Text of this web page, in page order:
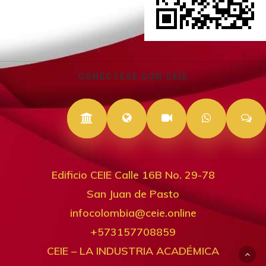
CONÉCTESE CON CEIE
Edificio CEIE Calle 16B No. 29-78
San Juan de Pasto
infocolombia@ceie.online
+573157708859
CEIE – LA INDUSTRIA ACADÉMICA
Ambiente
Sistemas Y
Comunicaciones
Skills –
Socioculturales Y
Educación